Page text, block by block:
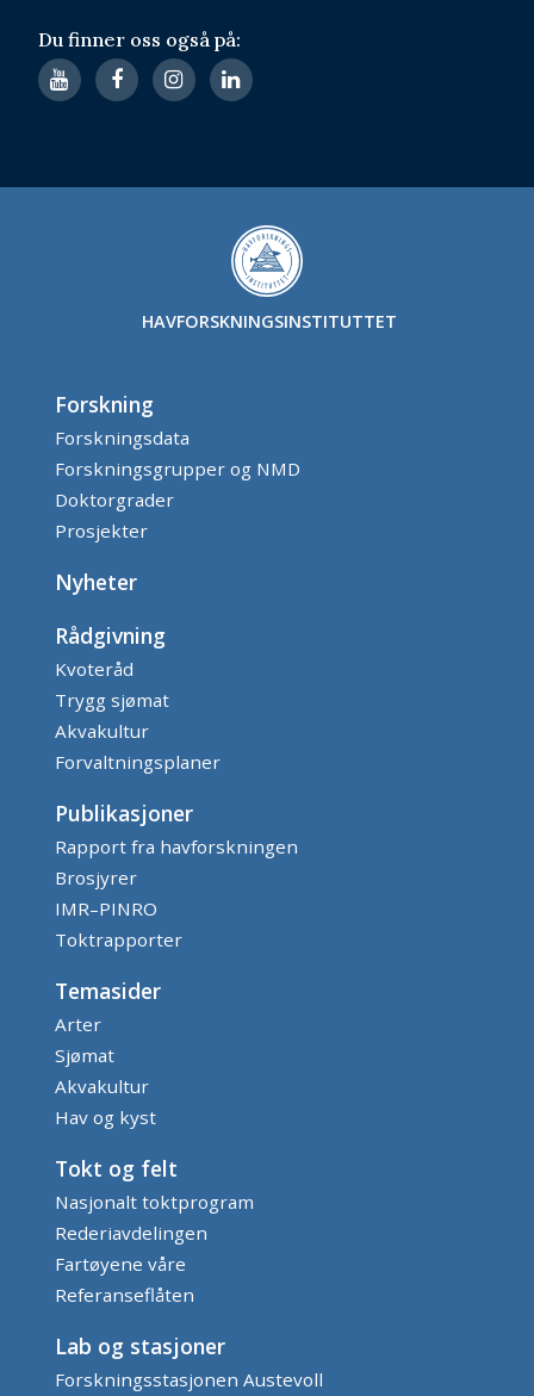
Du finner oss også på:
HAVFORSKNINGSINSTITUTTET
Forskning
Forskningsdata
Forskningsgrupper og NMD
Doktorgrader
Prosjekter
Nyheter
Rådgivning
Kvoteråd
Trygg sjømat
Akvakultur
Forvaltningsplaner
Publikasjoner
Rapport fra havforskningen
Brosjyrer
IMR–PINRO
Toktrapporter
Temasider
Arter
Sjømat
Akvakultur
Hav og kyst
Tokt og felt
Nasjonalt toktprogram
Rederiavdelingen
Fartøyene våre
Referanseflåten
Lab og stasjoner
Forskningsstasjonen Austevoll